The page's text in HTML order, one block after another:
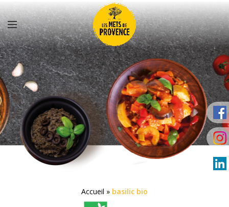
Accueil » basilic bio